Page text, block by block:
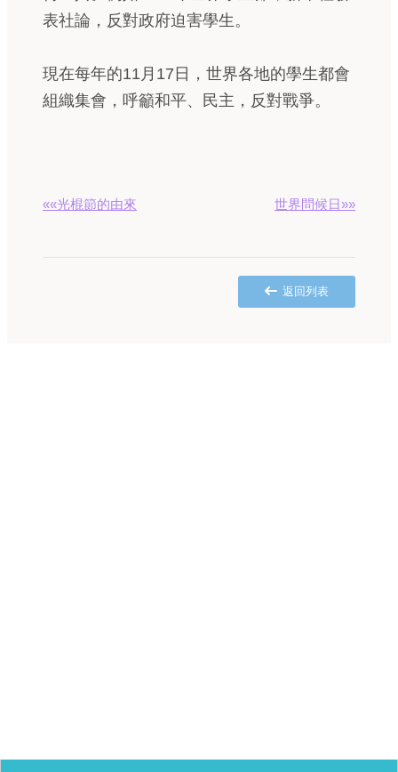
表社論，反對政府迫害學生。
現在每年的11月17日，世界各地的學生都會
組織集會，呼籲和平、民主，反對戰爭。
««光棍節的由來 世界問候日»»
返回列表